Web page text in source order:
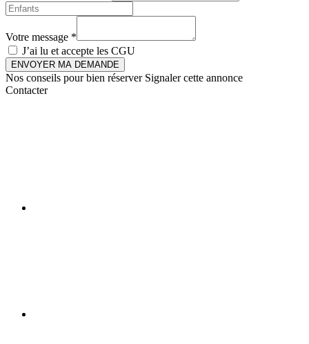
Votre message *
J’ai lu et accepte les CGU
ENVOYER MA DEMANDE
Nos conseils pour bien réserver Signaler cette annonce
Contacter